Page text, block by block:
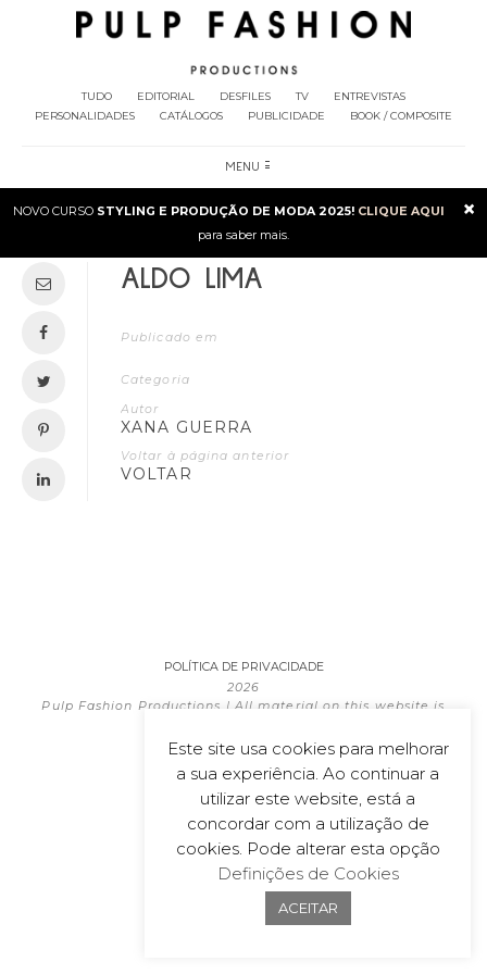
TUDO EDITORIAL DESFILES TV
ENTREVISTAS
PERSONALIDADES
CATÁLOGOS PUBLICIDADE BOOK / COMPOSITE
MENU
×
NOVO CURSO STYLING E PRODUÇÃO DE MODA 2025! CLIQUE AQUI
para saber mais.
ALDO LIMA
Publicado em
Categoria
Autor
XANA GUERRA
Voltar à página anterior
VOLTAR
POLÍTICA DE PRIVACIDADE
2026
Pulp Fashion Productions | All material on this website is
Powered by wecoDEK, Lda
Este site usa cookies para melhorar
a sua experiência. Ao continuar a
utilizar este website, está a
concordar com a utilização de
cookies. Pode alterar esta opção
Definições de Cookies
ACEITAR